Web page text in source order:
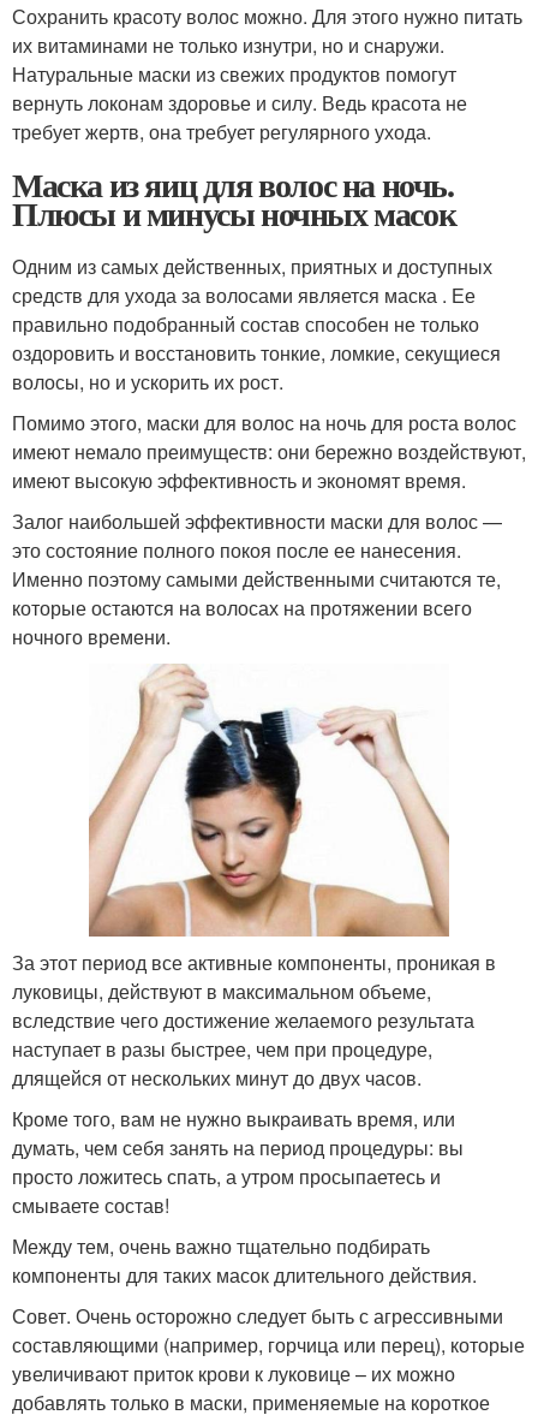
Сохранить красоту волос можно. Для этого нужно питать
их витаминами не только изнутри, но и снаружи.
Натуральные маски из свежих продуктов помогут
вернуть локонам здоровье и силу. Ведь красота не
требует жертв, она требует регулярного ухода.
Маска из яиц для волос на ночь.
Плюсы и минусы ночных масок
Одним из самых действенных, приятных и доступных
средств для ухода за волосами является маска . Ее
правильно подобранный состав способен не только
оздоровить и восстановить тонкие, ломкие, секущиеся
волосы, но и ускорить их рост.
Помимо этого, маски для волос на ночь для роста волос
имеют немало преимуществ: они бережно воздействуют,
имеют высокую эффективность и экономят время.
Залог наибольшей эффективности маски для волос —
это состояние полного покоя после ее нанесения.
Именно поэтому самыми действенными считаются те,
которые остаются на волосах на протяжении всего
ночного времени.
За этот период все активные компоненты, проникая в
луковицы, действуют в максимальном объеме,
вследствие чего достижение желаемого результата
наступает в разы быстрее, чем при процедуре,
длящейся от нескольких минут до двух часов.
Кроме того, вам не нужно выкраивать время, или
думать, чем себя занять на период процедуры: вы
просто ложитесь спать, а утром просыпаетесь и
смываете состав!
Между тем, очень важно тщательно подбирать
компоненты для таких масок длительного действия.
Совет. Очень осторожно следует быть с агрессивными
составляющими (например, горчица или перец), которые
увеличивают приток крови к луковице – их можно
добавлять только в маски, применяемые на короткое